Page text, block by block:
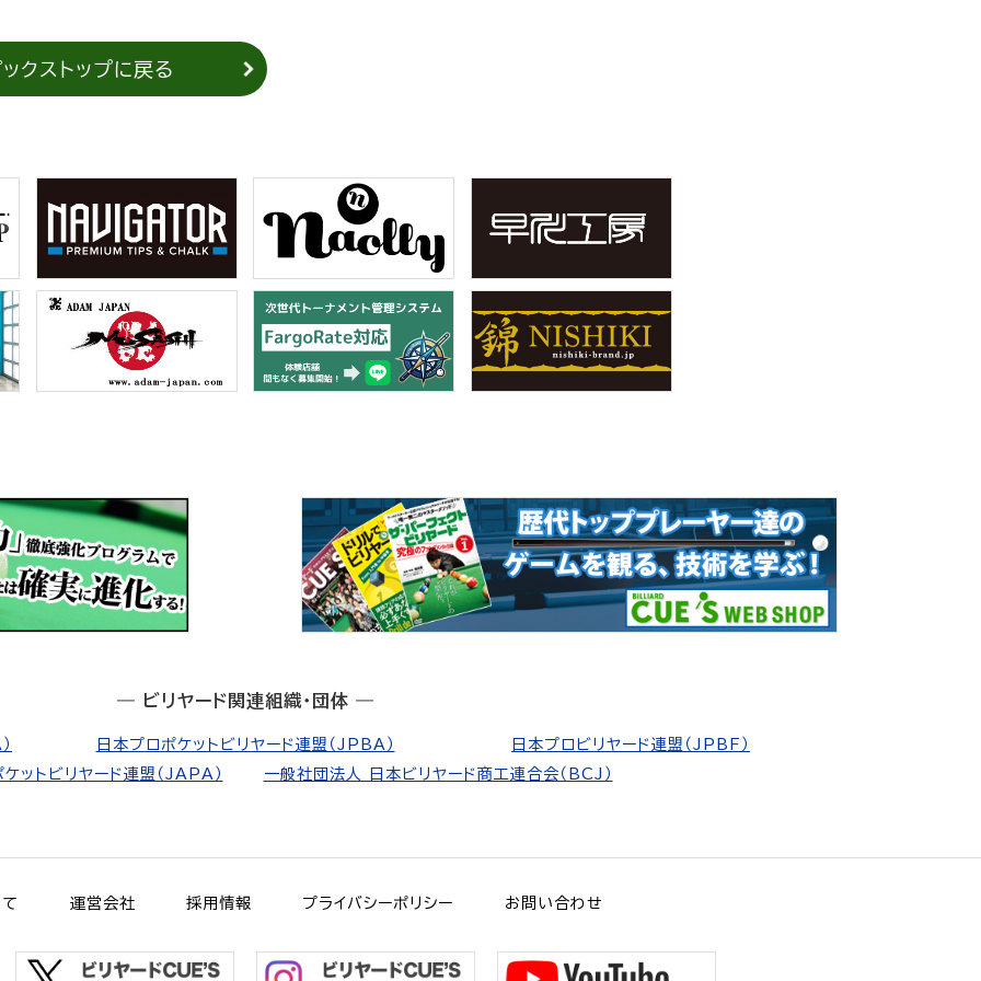
ックストップに戻る
― ビリヤード関連組織・団体 ―
日本プロポケットビリヤード連盟（JPBA）
日本プロビリヤード連盟（JPBF）
ットビリヤード連盟（JAPA）
一般社団法人 日本ビリヤード商工連合会（BCJ）
運営会社 採用情報 プライバシーポリシー お問い合わせ